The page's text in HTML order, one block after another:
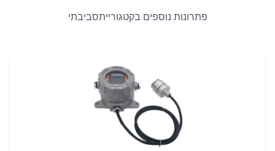
פתרונות נוספים בקטגורייתסביבתי